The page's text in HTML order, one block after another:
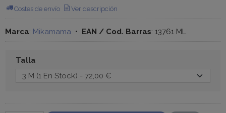
Costes de envío Ver descripción
Marca: Mikamama • EAN / Cod. Barras: 13761 ML
Talla